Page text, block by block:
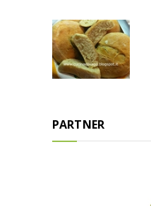
PARTNER